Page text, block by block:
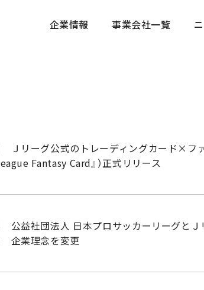
企業情報
事業会社一覧
Ｊリーグ公式のトレーディングカード×ファ
Fantasy Card』）正式リリース
公益社団法人 日本プロサッカーリーグとＪ
企業理念を変更